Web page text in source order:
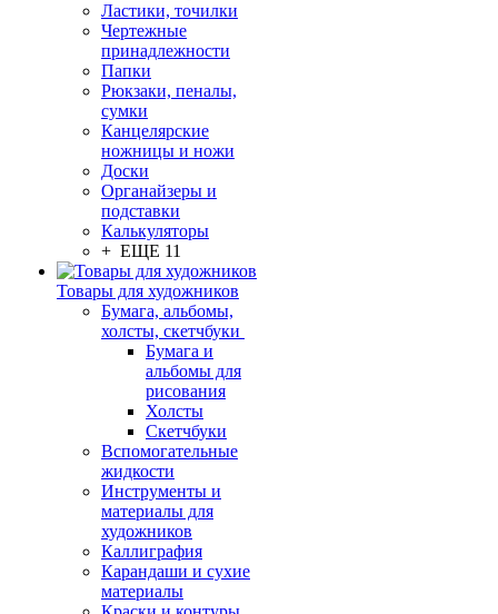
Ластики, точилки
Чертежные
принадлежности
Папки
Рюкзаки, пеналы,
сумки
Канцелярские
ножницы и ножи
Доски
Органайзеры и
подставки
Калькуляторы
+ ЕЩЕ 11
Товары для художников
Бумага, альбомы,
холсты, скетчбуки
Бумага и
альбомы для
рисования
Холсты
Скетчбуки
Вспомогательные
жидкости
Инструменты и
материалы для
художников
Каллиграфия
Карандаши и сухие
материалы